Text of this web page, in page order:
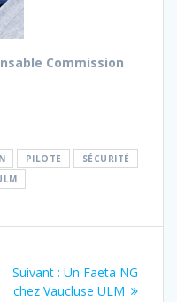
Commission
PILOTE
SÉCURITÉ
Suivant : Article
suivant
Un Faeta NG
chez Vaucluse ULM